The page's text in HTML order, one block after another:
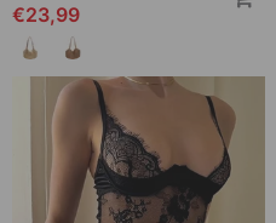
€23,99